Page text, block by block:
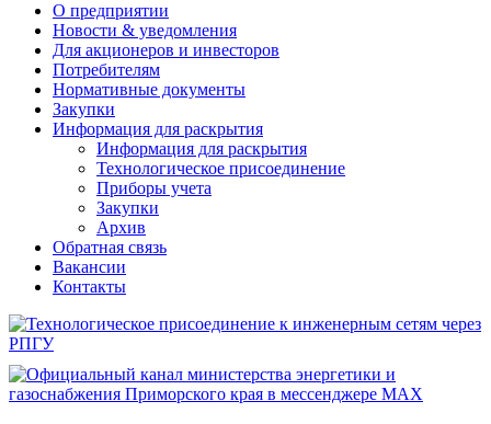
О предприятии
Новости & уведомления
Для акционеров и инвесторов
Потребителям
Нормативные документы
Закупки
Информация для раскрытия
Информация для раскрытия
Технологическое присоединение
Приборы учета
Закупки
Архив
Обратная связь
Вакансии
Контакты